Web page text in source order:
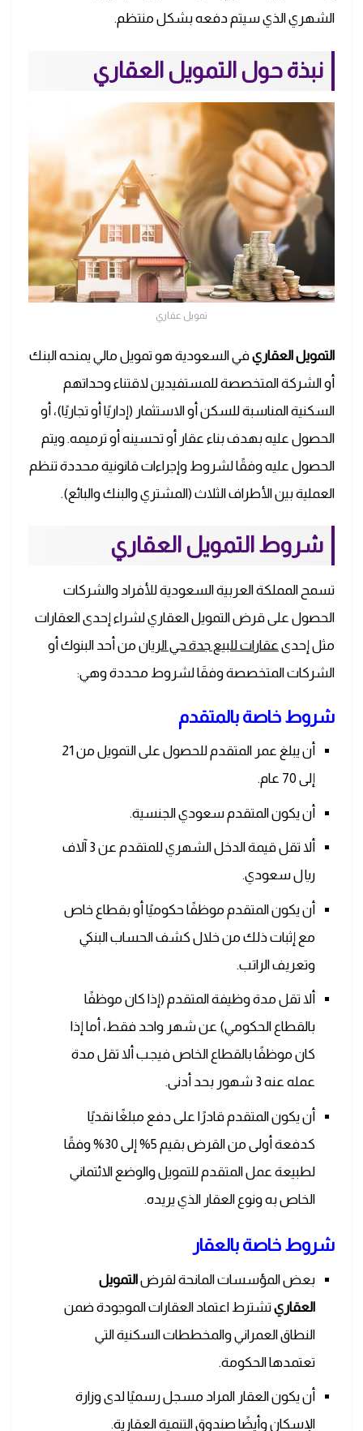
الشهري الذي سيتم دفعه بشكل منتظم.
نبذة حول التمويل العقاري
تمويل عقاري
التمويل العقاريفي السعودية هو تمويل مالي يمنحه البنك
أو الشركة المتخصصة للمستفيدين لاقتناء وحداتهم
السكنية المناسبة للسكن أو الاستثمار (إداريًا أو تجاريًا)، أو
الحصول عليه بهدف بناء عقار أو تحسينه أو ترميمه. ويتم
الحصول عليه وفقًا لشروط وإجراءات قانونية محددة تنظم
العملية بين الأطراف الثلاث (المشتري والبنك والبائع).
شروط التمويل العقاري
تسمح المملكة العربية السعودية للأفراد والشركات
الحصول على قرض التمويل العقاري لشراء إحدى العقارات
مثل إحدى عقارات للبيع جدة حي الريان من أحد البنوك أو
الشركات المتخصصة وفقَا لشروط محددة وهي:
شروط خاصة بالمتقدم
أن يبلغ عمر المتقدم للحصول على التمويل من 21
إلى 70 عام.
أن يكون المتقدم سعودي الجنسية.
ألا تقل قيمة الدخل الشهري للمتقدم عن 3 آلاف
ريال سعودي.
أن يكون المتقدم موظفًا حكوميًا أو بقطاع خاص
مع إثبات ذلك من خلال كشف الحساب البنكي
وتعريف الراتب.
ألا تقل مدة وظيفة المتقدم (إذا كان موظفًا
بالقطاع الحكومي) عن شهر واحد فقط، أما إذا
كان موظفًا بالقطاع الخاص فيجب ألا تقل مدة
عمله عنه 3 شهور بحد أدنى.
أن يكون المتقدم قادرًا على دفع مبلغًا نقديًا
كدفعة أولى من القرض بقيم 5% إلى 30% وفقًا
لطبيعة عمل المتقدم للتمويل والوضع الائتماني
الخاص به ونوع العقار الذي يريده.
شروط خاصة بالعقار
بعض المؤسسات المانحة لقرضالتمويل
العقاريتشترط اعتماد العقارات الموجودة ضمن
النطاق العمراني والمخططات السكنية التي
تعتمدها الحكومة.
أن يكون العقار المراد مسجل رسميًا لدى وزارة
الإسكان وأيضًا صندوق التنمية العقارية.